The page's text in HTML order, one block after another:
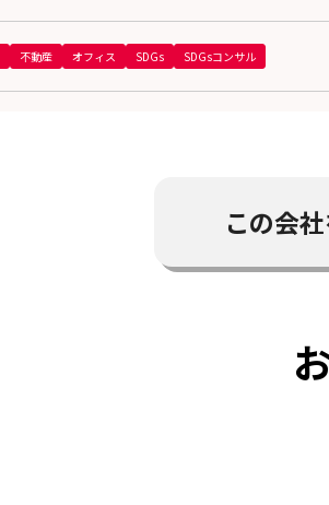
不動産 オフィス SDGs SDGsコンサル
この会